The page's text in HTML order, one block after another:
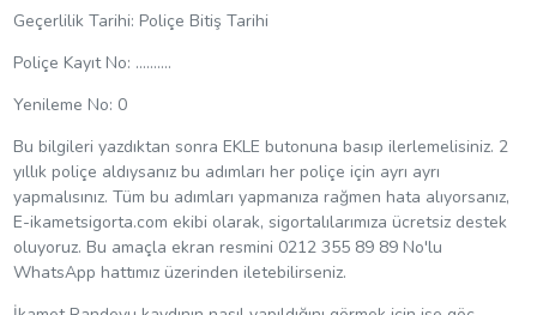
Geçerlilik Tarihi: Poliçe Bitiş Tarihi
Poliçe Kayıt No: ……….
Yenileme No: 0
Bu bilgileri yazdıktan sonra EKLE butonuna basıp ilerlemelisiniz. 2
yıllık poliçe aldıysanız bu adımları her poliçe için ayrı ayrı
yapmalısınız. Tüm bu adımları yapmanıza rağmen hata alıyorsanız,
E-ikametsigorta.com ekibi olarak, sigortalılarımıza ücretsiz destek
oluyoruz. Bu amaçla ekran resmini 0212 355 89 89 No'lu
WhatsApp hattımız üzerinden iletebilirseniz.